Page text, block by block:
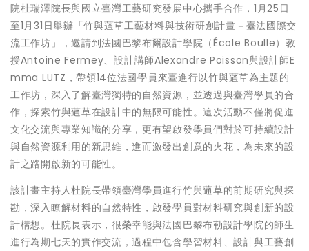
院杜瑞澤院長與國立臺灣工藝研究發展中心攜手合作，1月25日
至1月31日舉辦「竹與蓪草工藝材料與技術研創計畫－臺法國際交
流工作坊」，邀請到法國巴黎布爾設計學院（École Boulle）教
授Antoine Fermey、設計講師Alexandre Poisson與設計師E
mma LUTZ，帶領14位法國學員來臺進行以竹與蓪草為主題的
工作坊，深入了解臺灣獨特的自然資源，並透過與臺灣學員的合
作，探索竹與蓪草在設計中的無限可能性。這次活動不僅將促進
文化交流與專業知識的分享，更有望啟發學員們對於可持續設計
與自然資源利用的新思維，進而激發出創意的火花，為未來的設
計之路開啟新的可能性。
該計畫主持人杜院長帶領臺灣學員進行竹與蓪草的前期研究與探
勘，深入瞭解材料的自然特性，啟發學員對材料研究與創新的設
計構想。杜院長表示，很榮幸能與法國巴黎布勒設計學院的師生
進行為期七天的實作交流，過程中包含學習材料、設計與工藝創